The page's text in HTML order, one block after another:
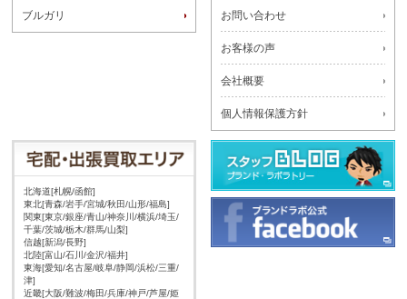
ブルガリ お問い合わせ
お客様の声
会社概要
個人情報保護方針
北海道[札幌/函館]
東北[青森/岩手/宮城/秋田/山形/福島]
関東[東京/銀座/青山/神奈川/横浜/埼玉/
千葉/茨城/栃木/群馬/山梨]
信越[新潟/長野]
北陸[富山/石川/金沢/福井]
東海[愛知/名古屋/岐阜/静岡/浜松/三重/
津]
近畿[大阪/難波/梅田/兵庫/神戸/芦屋/姫